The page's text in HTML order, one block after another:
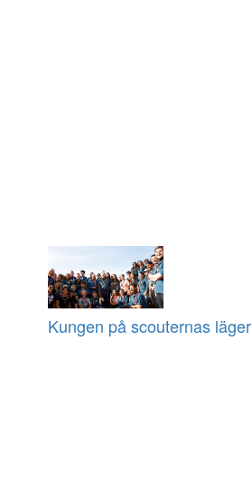
Kungen på scouternas läger